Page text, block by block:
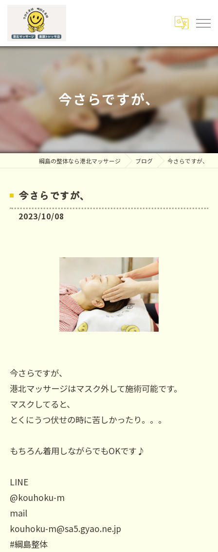
今さらですが、
綱島の整体なら港北マッサージ ブログ 今さらですが、
今さらですが、
2023/10/08
今さらですが、
港北マッサージはマスク外して施術可能です。
マスクしてると、
とくにうつ伏せの時に苦しかったり。。。
もちろん着用しながらでもOKです♪
LINE
@kouhoku-m
mail
kouhoku-m@sa5.gyao.ne.jp
#綱島整体